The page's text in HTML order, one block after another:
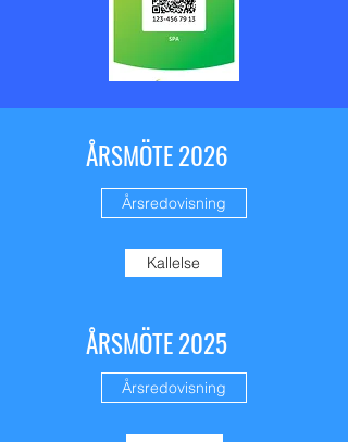
ÅRSMÖTE 2026
Årsredovisning
Kallelse
ÅRSMÖTE 2025
Årsredovisning